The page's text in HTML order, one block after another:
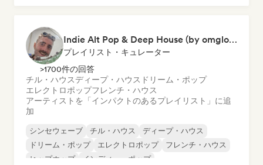
Indie Alt Pop & Deep House (by omglookitsRaph)
プレイリスト・キュレーター
>1700件の回答
チル・ハウスディープ・ハウス ドリーム・ポップ
エレクトロポップフレンチ・ハウス
アーティストを「インパクトのあるプレイリスト」に追
加
シンセウェーブ チル・ハウス
ディープ・ハウス
ドリーム・ポップ
エレクトロポップ
フレンチ・ハウス
ヒップホップ
インディー・ポップ